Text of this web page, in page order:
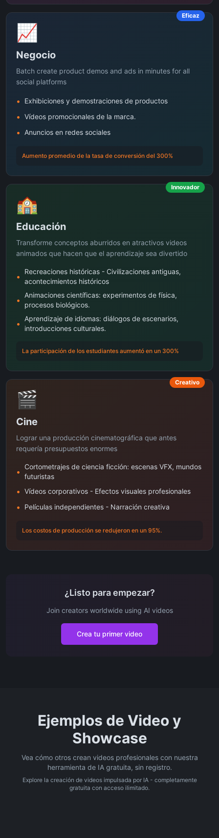
Eficaz
📈
Negocio
Batch create product demos and ads in minutes for all
social platforms
• Exhibiciones y demostraciones de productos
• Vídeos promocionales de la marca.
• Anuncios en redes sociales
Aumento promedio de la tasa de conversión del 300%
Innovador
🏫
Educación
Transforme conceptos aburridos en atractivos videos
animados que hacen que el aprendizaje sea divertido
•
Recreaciones históricas - Civilizaciones antiguas,
acontecimientos históricos
•
Animaciones científicas: experimentos de física,
procesos biológicos.
•
Aprendizaje de idiomas: diálogos de escenarios,
introducciones culturales.
La participación de los estudiantes aumentó en un 300%
Creativo
🎬
Cine
Lograr una producción cinematográfica que antes
requería presupuestos enormes
•
Cortometrajes de ciencia ficción: escenas VFX, mundos
futuristas
• Vídeos corporativos - Efectos visuales profesionales
• Películas independientes - Narración creativa
Los costos de producción se redujeron en un 95%.
¿Listo para empezar?
Join creators worldwide using AI videos
Crea tu primer video
Ejemplos de Video y
Showcase
Vea cómo otros crean videos profesionales con nuestra
herramienta de IA gratuita, sin registro.
Explore la creación de videos impulsada por IA - completamente
gratuita con acceso ilimitado.